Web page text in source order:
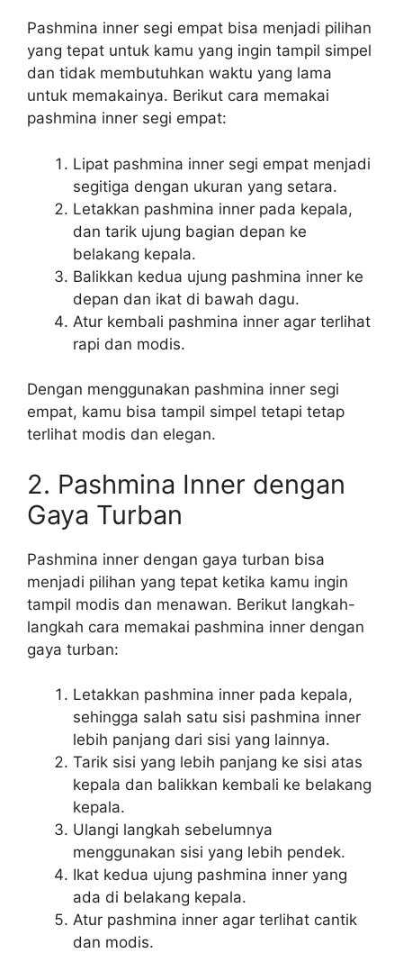
Pashmina inner segi empat bisa menjadi pilihan
yang tepat untuk kamu yang ingin tampil simpel
dan tidak membutuhkan waktu yang lama
untuk memakainya. Berikut cara memakai
pashmina inner segi empat:
Lipat pashmina inner segi empat menjadi
segitiga dengan ukuran yang setara.
Letakkan pashmina inner pada kepala,
dan tarik ujung bagian depan ke
belakang kepala.
Balikkan kedua ujung pashmina inner ke
depan dan ikat di bawah dagu.
Atur kembali pashmina inner agar terlihat
rapi dan modis.
Dengan menggunakan pashmina inner segi
empat, kamu bisa tampil simpel tetapi tetap
terlihat modis dan elegan.
2. Pashmina Inner dengan
Gaya Turban
Pashmina inner dengan gaya turban bisa
menjadi pilihan yang tepat ketika kamu ingin
tampil modis dan menawan. Berikut langkah-
langkah cara memakai pashmina inner dengan
gaya turban:
Letakkan pashmina inner pada kepala,
sehingga salah satu sisi pashmina inner
lebih panjang dari sisi yang lainnya.
Tarik sisi yang lebih panjang ke sisi atas
kepala dan balikkan kembali ke belakang
kepala.
Ulangi langkah sebelumnya
menggunakan sisi yang lebih pendek.
Ikat kedua ujung pashmina inner yang
ada di belakang kepala.
Atur pashmina inner agar terlihat cantik
dan modis.